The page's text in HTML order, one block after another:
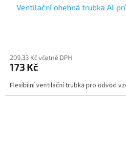
Ventilační ohebná trubka Al
209,33 Kč včetně DPH
173 Kč
Flexibilní ventilační trubka pro odvod